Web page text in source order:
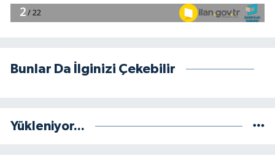
Bunlar Da İlginizi Çekebilir
Yükleniyor...